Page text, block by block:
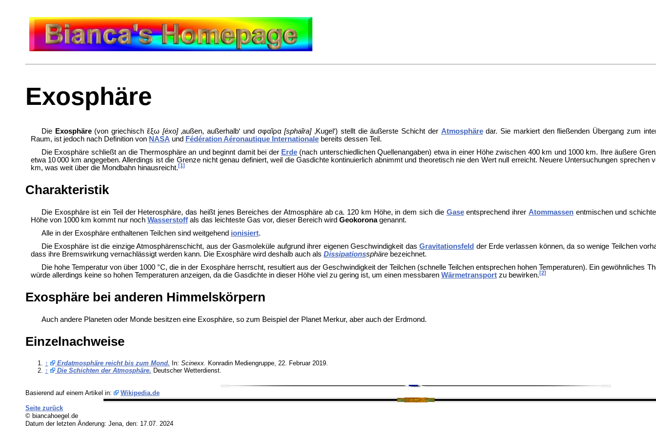
Exosphäre
Die Exosphäre(von griechisch ἔξω [éxo]‚außen, außerhalb‘ und σφαῖρα [sphaĩra]‚Kugel‘) stellt die äußerste Schicht der Atmosphäredar. Sie markiert den fließenden Übergang zum
Raum, ist jedoch nach Definition von NASA und Fédération Aéronautique Internationalebereits dessen Teil.
Die Exosphäre schließt an die Thermosphäre an und beginnt damit bei der Erde(nach unterschiedlichen Quellenangaben) etwa in einer Höhe zwischen 400 km und 1000 km. Ihre äußere
etwa 10 000 km angegeben. Allerdings ist die Grenze nicht genau definiert, weil die Gasdichte kontinuierlich abnimmt und theoretisch nie den Wert null erreicht. Neuere Untersuchungen sprechen
km, was weit über die Mondbahn hinausreicht. [1]
Charakteristik
Die Exosphäre ist ein Teil der Heterosphäre, das heißt jenes Bereiches der Atmosphäre ab ca. 120 km Höhe, in dem sich die Gaseentsprechend ihrer Atommassenentmischen und
Höhe von 1000 km kommt nur noch Wasserstoffals das leichteste Gas vor, dieser Bereich wird Geokoronagenannt.
Alle in der Exosphäre enthaltenen Teilchen sind weitgehend ionisiert.
Die Exosphäre ist die einzige Atmosphärenschicht, aus der Gasmoleküle aufgrund ihrer eigenen Geschwindigkeit dasGravitationsfeld der Erde verlassen können, da so wenige Teilchen
dass ihre Bremswirkung vernachlässigt werden kann. Die Exosphäre wird deshalb auch als Dissipationssphärebezeichnet.
Die hohe Temperatur von über 1000 °C, die in der Exosphäre herrscht, resultiert aus der Geschwindigkeit der Teilchen (schnelle Teilchen entsprechen hohen Temperaturen). Ein gewöhnliches
würde allerdings keine so hohen Temperaturen anzeigen, da die Gasdichte in dieser Höhe viel zu gering ist, um einen messbaren Wärmetransportzu bewirken. [2]
Exosphäre bei anderen Himmelskörpern
Auch andere Planeten oder Monde besitzen eine Exosphäre, so zum Beispiel der Planet Merkur, aber auch der Erdmond.
Einzelnachweise
↑ Erdatmosphäre reicht bis zum Mond. In: Scinexx. Konradin Mediengruppe, 22. Februar 2019.
↑
Die Schichten der Atmosphäre. Deutscher Wetterdienst.
Basierend auf einem Artikel in: Wikipedia.de
Seite zurück
© biancahoegel.de
Datum der letzten Änderung: Jena, den: 17.07. 2024